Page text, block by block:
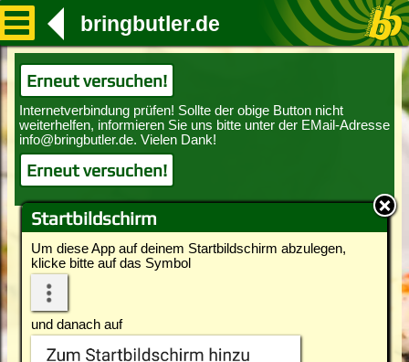
Startbildschirm
Um diese App auf deinem Startbildschirm abzulegen,
klicke bitte auf das Symbol
und danach auf
bringbutler.de
Erneut versuchen!
Erneut versuchen!